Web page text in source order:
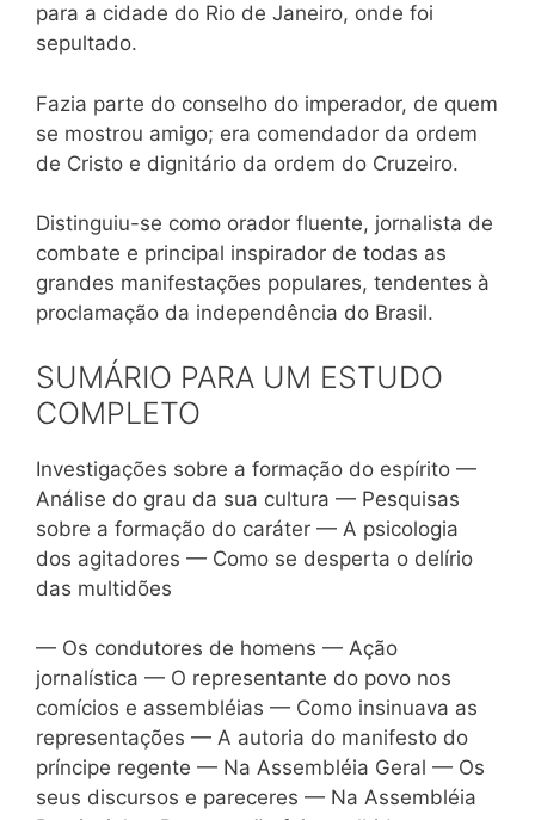
para a cidade do Rio de Janeiro, onde foi
sepultado.
Fazia parte do conselho do imperador, de quem
se mostrou amigo; era comendador da ordem
de Cristo e dignitário da ordem do Cruzeiro.
Distinguiu-se como orador fluente, jornalista de
combate e principal inspirador de todas as
grandes manifestações populares, tendentes à
proclamação da independência do Brasil.
SUMÁRIO PARA UM ESTUDO
COMPLETO
Investigações sobre a formação do espírito —
Análise do grau da sua cultura — Pesquisas
sobre a formação do caráter — A psicologia
dos agitadores — Como se desperta o delírio
das multidões
— Os condutores de homens — Ação
jornalística — O representante do povo nos
comícios e assembléias — Como insinuava as
representações — A autoria do manifesto do
príncipe regente — Na Assembléia Geral — Os
seus discursos e pareceres — Na Assembléia